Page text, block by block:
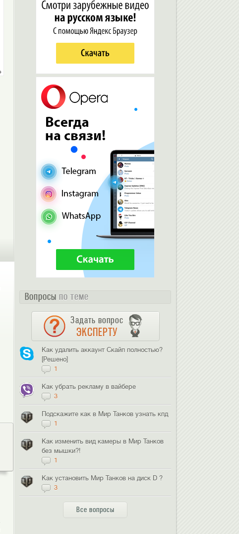
Вопросы по теме
Задать вопрос
ЭКСПЕРТУ
Как удалить аккаунт Скайп полностью?
[Решено]
1
Как убрать рекламу в вайбере
3
Подскажите как в Мир Танков узнать кпд
1
Как изменить вид камеры в Мир Танков
без мышки?!
1
Как установить Мир Танков на диск D ?
3
Все вопросы